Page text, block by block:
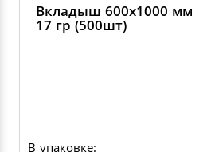
Вкладыш 600х1000 мм
17 гр (500шт)
В упаковке: